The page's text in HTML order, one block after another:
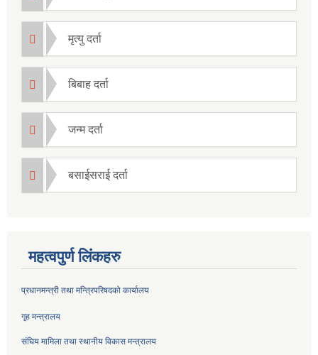
मृत्यु दर्ता
बिबाह दर्ता
जन्म दर्ता
बसाईसराई दर्ता
महत्वपुर्ण लिंकहरु
प्रधानमन्त्री तथा मन्त्रिपरिषदको कार्यालय
गृह मन्त्रालय
संघिय मामिला तथा स्थानीय विकास मन्त्रालय